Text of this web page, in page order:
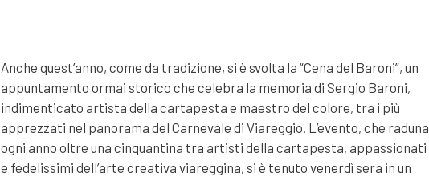
Anche quest’anno, come da tradizione, si è svolta la “Cena del Baroni”, un
appuntamento ormai storico che celebra la memoria di Sergio Baroni,
indimenticato artista della cartapesta e maestro del colore, tra i più
apprezzati nel panorama del Carnevale di Viareggio. L’evento, che raduna
ogni anno oltre una cinquantina tra artisti della cartapesta, appassionati
e fedelissimi dell’arte creativa viareggina, si è tenuto venerdì sera in un